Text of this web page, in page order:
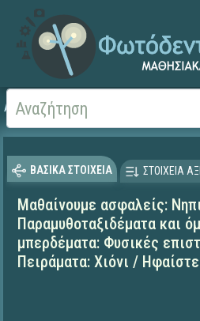
Αρχική
ΒΑΣΙΚΑ ΣΤΟΙΧΕΙΑ ΣΤΟΙΧΕΙΑ
Μαθαίνουμε ασφαλείς:
Παραμυθοταξιδέματα και
μπερδέματα: Φυσικές
Πειράματα: Χιόνι /